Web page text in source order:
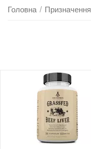
Головна / Призначення